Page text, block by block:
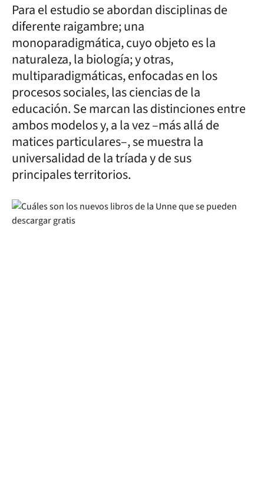
Para el estudio se abordan disciplinas de
diferente raigambre; una
monoparadigmática, cuyo objeto es la
naturaleza, la biología; y otras,
multiparadigmáticas, enfocadas en los
procesos sociales, las ciencias de la
educación. Se marcan las distinciones entre
ambos modelos y, a la vez –más allá de
matices particulares–, se muestra la
universalidad de la tríada y de sus
principales territorios.